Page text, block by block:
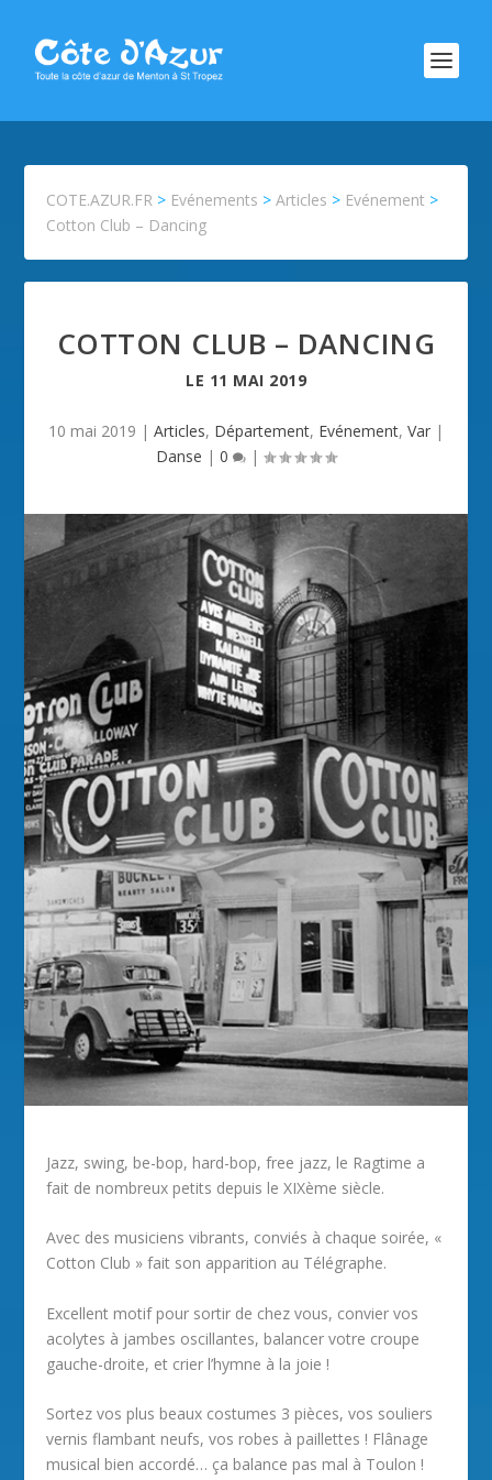
COTE.AZUR.FR > Evénements >Articles > Evénement >
Cotton Club – Dancing
COTTON CLUB – DANCING
LE 11 MAI 2019
10 mai 2019 | Articles, Département, Evénement, Var |
Danse | 0 |
Jazz, swing, be-bop, hard-bop, free jazz, le Ragtime a
fait de nombreux petits depuis le XIXème siècle.
Avec des musiciens vibrants, conviés à chaque soirée, «
Cotton Club » fait son apparition au Télégraphe.
Excellent motif pour sortir de chez vous, convier vos
acolytes à jambes oscillantes, balancer votre croupe
gauche-droite, et crier l’hymne à la joie !
Sortez vos plus beaux costumes 3 pièces, vos souliers
vernis flambant neufs, vos robes à paillettes ! Flânage
musical bien accordé… ça balance pas mal à Toulon !